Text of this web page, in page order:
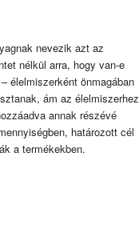
nevezik azt az
nélkül arra, hogy van-e
élelmiszerként önmagában
ám az élelmiszerhez
annak részévé
határozott cél
a termékekben.